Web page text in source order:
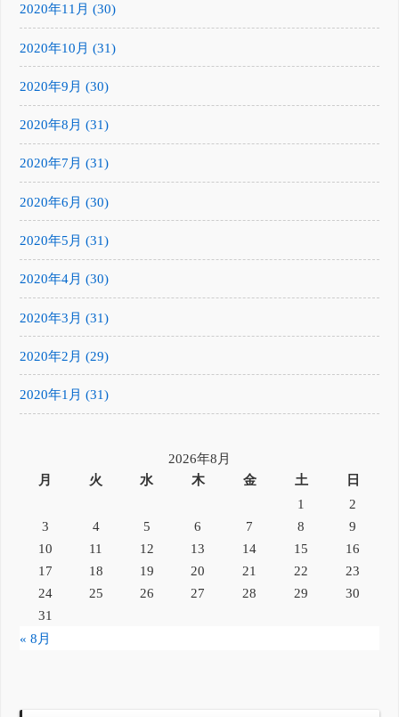
2020年11月 (30)
2020年10月 (31)
2020年9月 (30)
2020年8月 (31)
2020年7月 (31)
2020年6月 (30)
2020年5月 (31)
2020年4月 (30)
2020年3月 (31)
2020年2月 (29)
2020年1月 (31)
2026年8月
月
火 水 木 金 土
日
1
2
3
4 5 6 7 8
9
10
11 12 13 14 15
16
17
18 19 20 21 22
23
24
25 26 27 28 29
30
31
« 8月